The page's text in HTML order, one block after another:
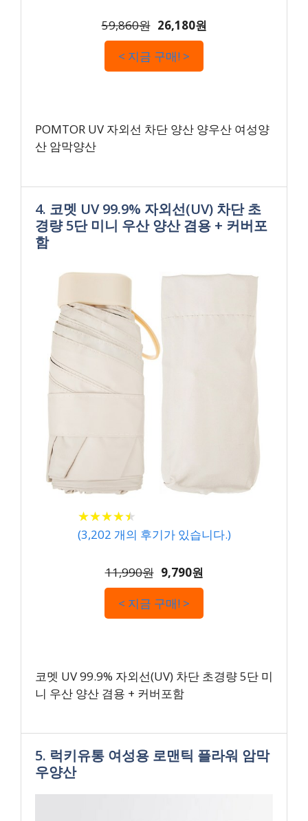
59,860원 26,180원
< 지금 구매! >
POMTOR UV 자외선 차단 양산 양우산 여성양
산 암막양산
4. 코멧 UV 99.9% 자외선(UV) 차단 초
경량 5단 미니 우산 양산 겸용 + 커버포
함
★★★★★
★★★★★
(3,202 개의 후기가 있습니다.)
11,990원 9,790원
< 지금 구매! >
코멧 UV 99.9% 자외선(UV) 차단 초경량 5단 미
니 우산 양산 겸용 + 커버포함
5. 럭키유통 여성용 로맨틱 플라워 암막
우양산